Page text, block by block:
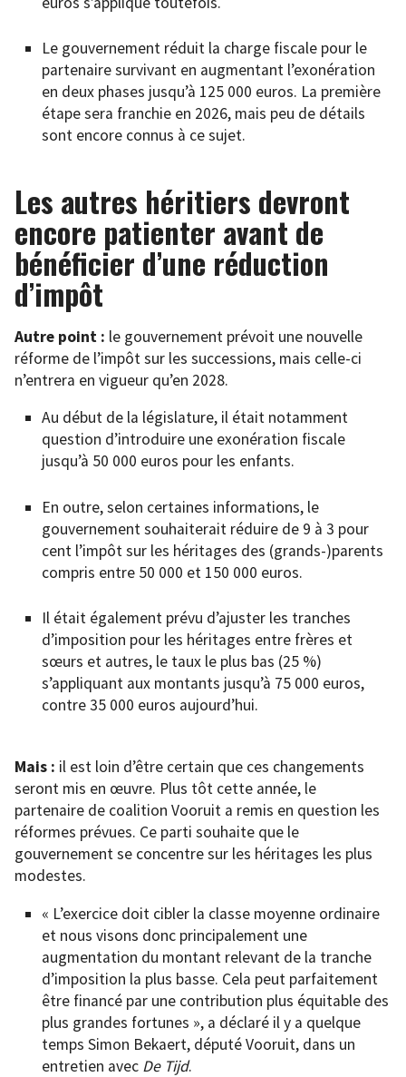
Le gouvernement réduit la charge fiscale pour le
partenaire survivant en augmentant l’exonération
en deux phases jusqu’à 125 000 euros. La première
étape sera franchie en 2026, mais peu de détails
sont encore connus à ce sujet.
Les autres héritiers devront
encore patienter avant de
bénéficier d’une réduction
d’impôt
Autre point : le gouvernement prévoit une nouvelle
réforme de l’impôt sur les successions, mais celle-ci
n’entrera en vigueur qu’en 2028.
Au début de la législature, il était notamment
question d’introduire une exonération fiscale
jusqu’à 50 000 euros pour les enfants.
En outre, selon certaines informations, le
gouvernement souhaiterait réduire de 9 à 3 pour
cent l’impôt sur les héritages des (grands-)parents
compris entre 50 000 et 150 000 euros.
Il était également prévu d’ajuster les tranches
d’imposition pour les héritages entre frères et
sœurs et autres, le taux le plus bas (25 %)
s’appliquant aux montants jusqu’à 75 000 euros,
contre 35 000 euros aujourd’hui.
Mais : il est loin d’être certain que ces changements
seront mis en œuvre. Plus tôt cette année, le
partenaire de coalition Vooruit a remis en question les
réformes prévues. Ce parti souhaite que le
gouvernement se concentre sur les héritages les plus
modestes.
« L’exercice doit cibler la classe moyenne ordinaire
et nous visons donc principalement une
augmentation du montant relevant de la tranche
d’imposition la plus basse. Cela peut parfaitement
être financé par une contribution plus équitable des
plus grandes fortunes », a déclaré il y a quelque
temps Simon Bekaert, député Vooruit, dans un
entretien avec De Tijd.